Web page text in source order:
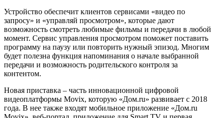
Устройство обеспечит клиентов сервисами «видео по
запросу» и «управляй просмотром», которые дают
возможность смотреть любимые фильмы и передачи в любой
момент. Сервис управления просмотром поможет поставить
программу на паузу или повторить нужный эпизод. Многим
будет полезна функция напоминания о начале выбранной
передачи и возможность родительского контроля за
контентом.
Новая приставка – часть инновационной цифровой
видеоплатформы Movix, которую «Дом.ru» развивает с 2018
года. В нее также входят мобильное приложение «Дом.ru